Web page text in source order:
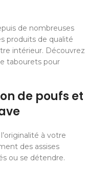
de nombreuses
produits de qualité
intérieur. Découvrez
tabourets pour
de poufs et
à votre
des assises
ou se détendre.